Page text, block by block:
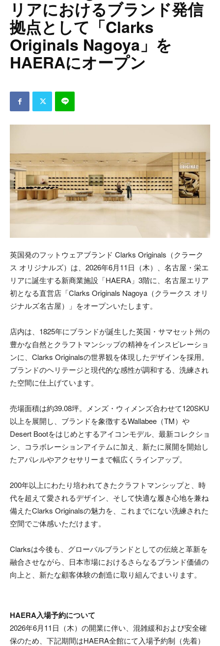
リアにおけるブランド発信
拠点として「Clarks
Originals Nagoya」を
HAERAにオープン
英国発のフットウェアブランド Clarks Originals（クラーク
ス オリジナルズ）は、2026年6月11日（木）、名古屋・栄エ
リアに誕生する新商業施設「HAERA」3階に、名古屋エリア
初となる直営店「Clarks Originals Nagoya（クラークス オリ
ジナルズ名古屋）」をオープンいたします。
店内は、1825年にブランドが誕生した英国・サマセット州の
豊かな自然とクラフトマンシップの精神をインスピレーショ
ンに、Clarks Originalsの世界観を体現したデザインを採用。
ブランドのヘリテージと現代的な感性が調和する、洗練され
た空間に仕上げています。
売場面積は約39.08坪。メンズ・ウィメンズ合わせて120SKU
以上を展開し、ブランドを象徴するWallabee（TM）や
Desert Bootをはじめとするアイコンモデル、最新コレクショ
ン、コラボレーションアイテムに加え、新たに展開を開始し
たアパレルやアクセサリーまで幅広くラインアップ。
200年以上にわたり培われてきたクラフトマンシップと、時
代を超えて愛されるデザイン、そして快適な履き心地を兼ね
備えたClarks Originalsの魅力を、これまでにない洗練された
空間でご体感いただけます。
Clarksは今後も、グローバルブランドとしての伝統と革新を
融合させながら、日本市場におけるさらなるブランド価値の
向上と、新たな顧客体験の創造に取り組んでまいります。
HAERA入場予約について
2026年6月11日（木）の開業に伴い、混雑緩和および安全確
保のため、下記期間はHAERA全館にて入場予約制（先着）